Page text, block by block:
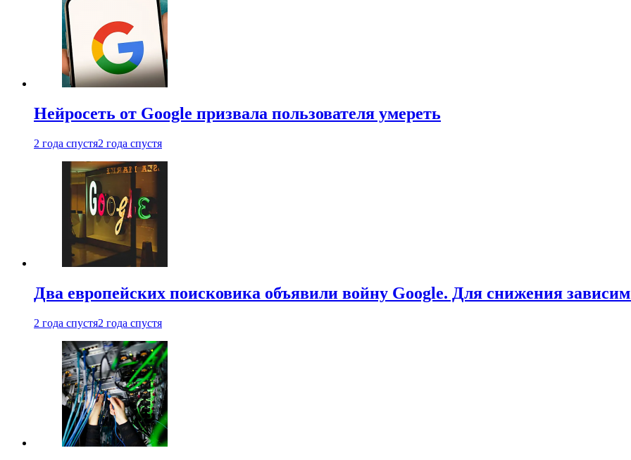
Нейросеть от Google призвала пользователя умереть
2 года спустя2 года спустя
Два европейских поисковика объявили войну Google. Для снижения
2 года спустя2 года спустя